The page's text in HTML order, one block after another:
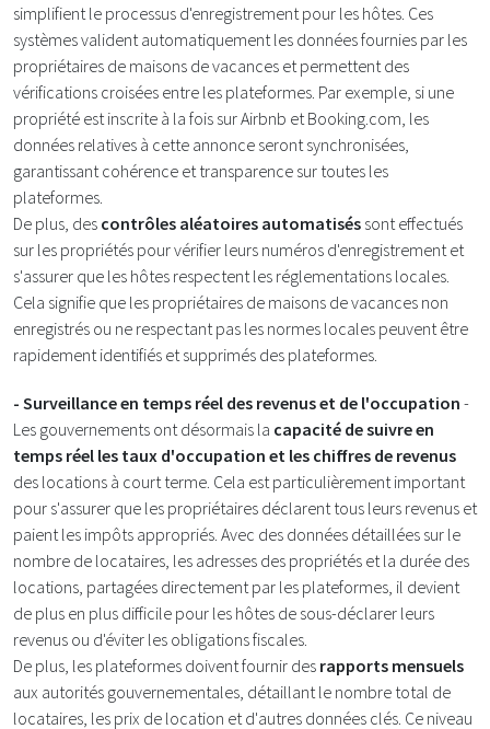
simplifient le processus d'enregistrement pour les hôtes. Ces
systèmes valident automatiquement les données fournies par les
propriétaires de maisons de vacances et permettent des
vérifications croisées entre les plateformes. Par exemple, si une
propriété est inscrite à la fois sur Airbnb et Booking.com, les
données relatives à cette annonce seront synchronisées,
garantissant cohérence et transparence sur toutes les
plateformes.
De plus, des contrôles aléatoires automatisés sont effectués
sur les propriétés pour vérifier leurs numéros d'enregistrement et
s'assurer que les hôtes respectent les réglementations locales.
Cela signifie que les propriétaires de maisons de vacances non
enregistrés ou ne respectant pas les normes locales peuvent être
rapidement identifiés et supprimés des plateformes​.
- Surveillance en temps réel des revenus et de l'occupation -
Les gouvernements ont désormais la capacité de suivre en
temps réel les taux d'occupation et les chiffres de revenus
des locations à court terme. Cela est particulièrement important
pour s'assurer que les propriétaires déclarent tous leurs revenus et
paient les impôts appropriés. Avec des données détaillées sur le
nombre de locataires, les adresses des propriétés et la durée des
locations, partagées directement par les plateformes, il devient
de plus en plus difficile pour les hôtes de sous-déclarer leurs
revenus ou d'éviter les obligations fiscales.
De plus, les plateformes doivent fournir des rapports mensuels
aux autorités gouvernementales, détaillant le nombre total de
locataires, les prix de location et d'autres données clés. Ce niveau